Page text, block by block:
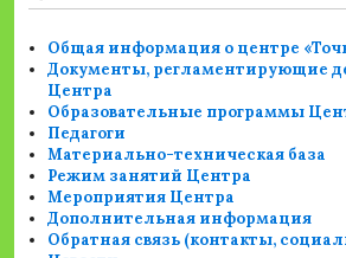
Общая информация о центре
Документы, регламентирующие
Центра
Образовательные программы
Педагоги
Материально-техническая база
Режим занятий Центра
Мероприятия Центра
Дополнительная информация
Обратная связь (контакты,